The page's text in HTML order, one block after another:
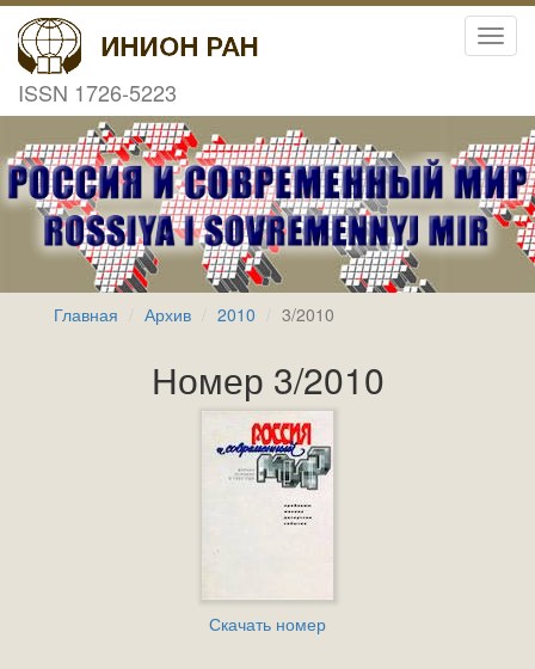
ISSN 1726-5223
Главная Архив 2010 3/2010
Номер 3/2010
Скачать номер